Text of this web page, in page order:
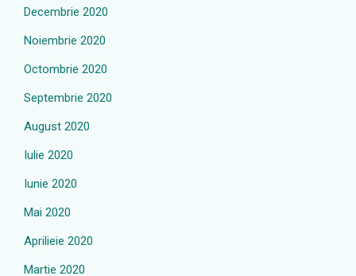
Decembrie 2020
Noiembrie 2020
Octombrie 2020
Septembrie 2020
August 2020
Iulie 2020
Iunie 2020
Mai 2020
Aprilieie 2020
Martie 2020